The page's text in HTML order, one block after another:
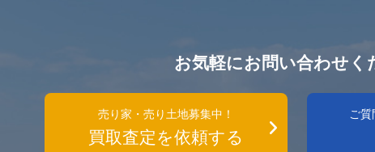
お気軽にお問い合わせく
売り家・売り土地募集中！
買取査定を依頼する
ご